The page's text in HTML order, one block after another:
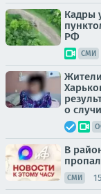
Кадры
РФ
СМИ
о
В
СМИ